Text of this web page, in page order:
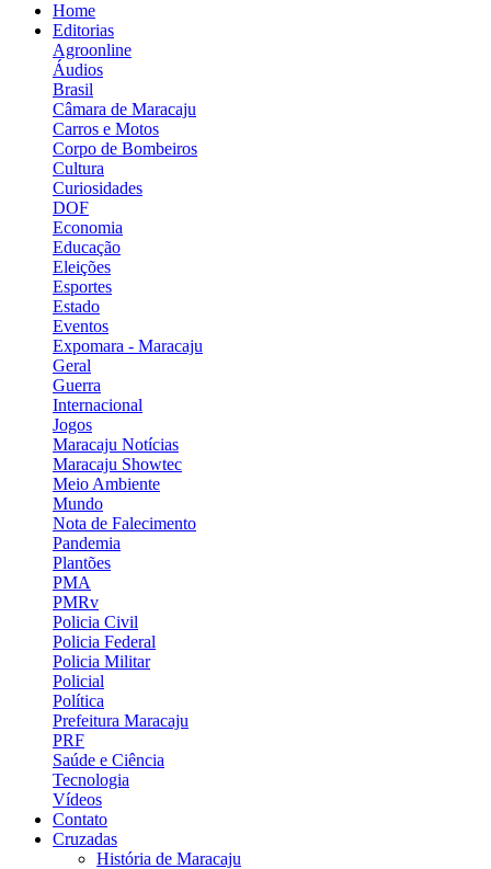
Home
Editorias
Agroonline
Áudios
Brasil
Câmara de Maracaju
Carros e Motos
Corpo de Bombeiros
Cultura
Curiosidades
DOF
Economia
Educação
Eleições
Esportes
Estado
Eventos
Expomara - Maracaju
Geral
Guerra
Internacional
Jogos
Maracaju Notícias
Maracaju Showtec
Meio Ambiente
Mundo
Nota de Falecimento
Pandemia
Plantões
PMA
PMRv
Policia Civil
Policia Federal
Policia Militar
Policial
Política
Prefeitura Maracaju
PRF
Saúde e Ciência
Tecnologia
Vídeos
Contato
Cruzadas
História de Maracaju